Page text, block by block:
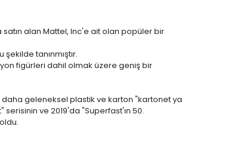
satın alan Mattel, Inc'e ait olan popüler bir
tanınmıştır.
figürleri dahil olmak üzere geniş bir
daha geleneksel plastik ve karton "kartonet ya
ve 2019'da "Superfast'ın 50.